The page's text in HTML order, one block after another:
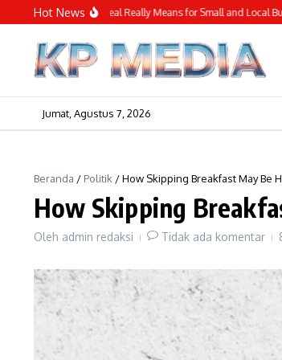
Lewati ke konten
Hot News
Trade Deal Really Means for Small and Local Businesses
Jumat, Agustus 7, 2026
Beranda / Politik /How Skipping Breakfast May Be
How Skipping
Oleh admin redaksi Tidak ada komentar